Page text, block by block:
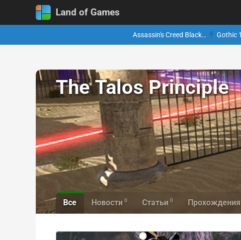
Land of Games
Assassin's Creed Black… Gothic
The Talos Principle
Все Новости 0 Статьи 0 Прохождения